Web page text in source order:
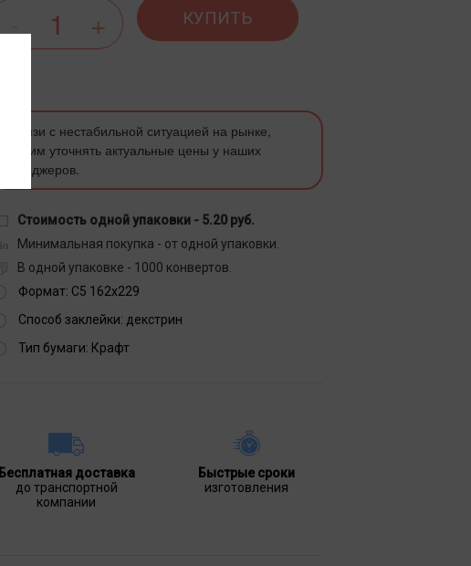
КУПИТЬ
В связи с нестабильной ситуацией на рынке,
просим уточнять актуальные цены у наших
менеджеров.
Стоимость одной упаковки - 5.20 руб.
Минимальная покупка - от одной упаковки.
В одной упаковке - 1000 конвертов.
Формат: С5 162х229
Способ заклейки: декстрин
Тип бумаги: Крафт
Бесплатная доставка
до транспортной
компании
Быстрые сроки
изготовления